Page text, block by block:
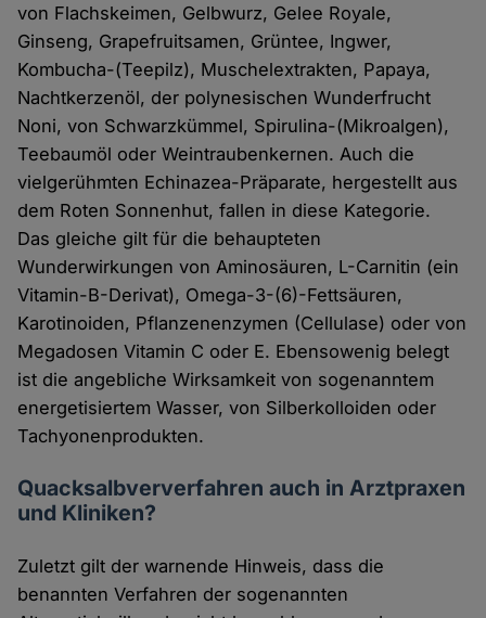
von Flachskeimen, Gelbwurz, Gelee Royale,
Ginseng, Grapefruitsamen, Grüntee, Ingwer,
Kombucha-(Teepilz), Muschelextrakten, Papaya,
Nachtkerzenöl, der polynesischen Wunderfrucht
Noni, von Schwarzkümmel, Spirulina-(Mikroalgen),
Teebaumöl oder Weintraubenkernen. Auch die
vielgerühmten Echinazea-Präparate, hergestellt aus
dem Roten Sonnenhut, fallen in diese Kategorie.
Das gleiche gilt für die behaupteten
Wunderwirkungen von Aminosäuren, L-Carnitin (ein
Vitamin-B-Derivat), Omega-3-(6)-Fettsäuren,
Karotinoiden, Pflanzenenzymen (Cellulase) oder von
Megadosen Vitamin C oder E. Ebensowenig belegt
ist die angebliche Wirksamkeit von sogenanntem
energetisiertem Wasser, von Silberkolloiden oder
Tachyonenprodukten.
Quacksalbververfahren auch in Arztpraxen
und Kliniken?
Zuletzt gilt der warnende Hinweis, dass die
benannten Verfahren der sogenannten